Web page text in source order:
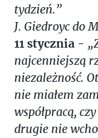
tydzień.”
J. Giedroyc do
11 stycznia -
najcenniejszą
niezależność.
nie miałem
współpracą,
drugie nie